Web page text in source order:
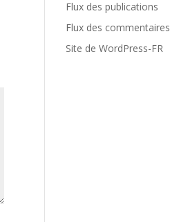
Flux des publications
Flux des commentaires
Site de WordPress-FR